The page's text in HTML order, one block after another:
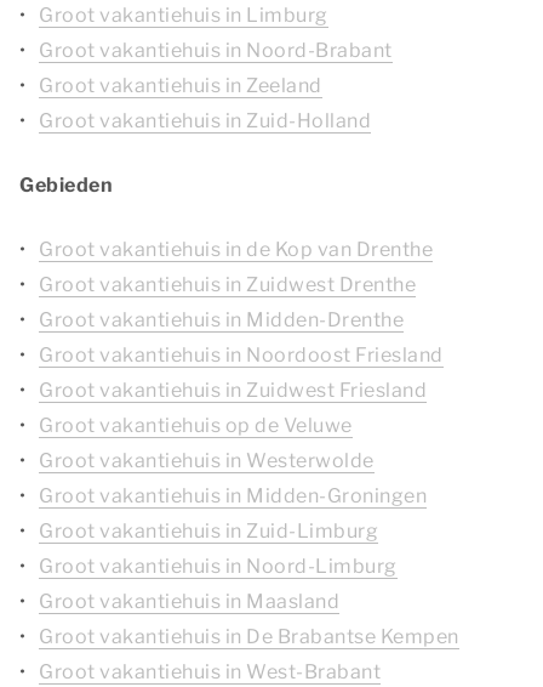
Groot vakantiehuis in Limburg
Groot vakantiehuis in Noord-Brabant
Groot vakantiehuis in Zeeland
Groot vakantiehuis in Zuid-Holland
Gebieden
Groot vakantiehuis in de Kop van Drenthe
Groot vakantiehuis in Zuidwest Drenthe
Groot vakantiehuis in Midden-Drenthe
Groot vakantiehuis in Noordoost Friesland
Groot vakantiehuis in Zuidwest Friesland
Groot vakantiehuis op de Veluwe
Groot vakantiehuis in Westerwolde
Groot vakantiehuis in Midden-Groningen
Groot vakantiehuis in Zuid-Limburg
Groot vakantiehuis in Noord-Limburg
Groot vakantiehuis in Maasland
Groot vakantiehuis in De Brabantse Kempen
Groot vakantiehuis in West-Brabant